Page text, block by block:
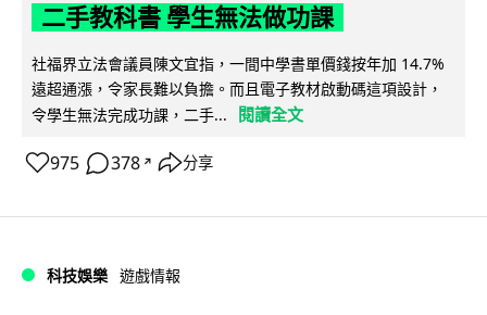
二手教科書 學生無法做功課
社福界立法會議員陳文宜指，一間中學書單價錢按年加 14.7%
遠超通漲，令家長難以負擔。而且電子教材啟動碼這項設計，
令學生無法完成功課，二手...
閱讀全文
975 378 ↗ 分享
科技娛樂 遊戲情報